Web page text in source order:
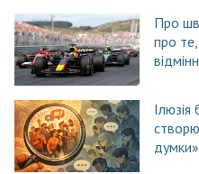
Про
про
Ілюзія
думки»